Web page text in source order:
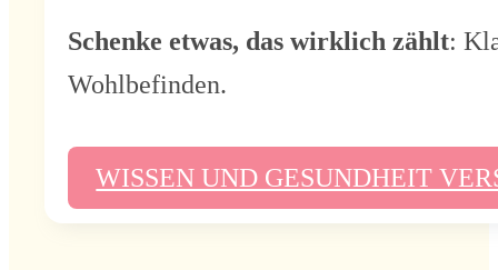
Schenke etwas, das wirklich zählt:
Wohlbefinden.
WISSEN UND GESUNDHEIT